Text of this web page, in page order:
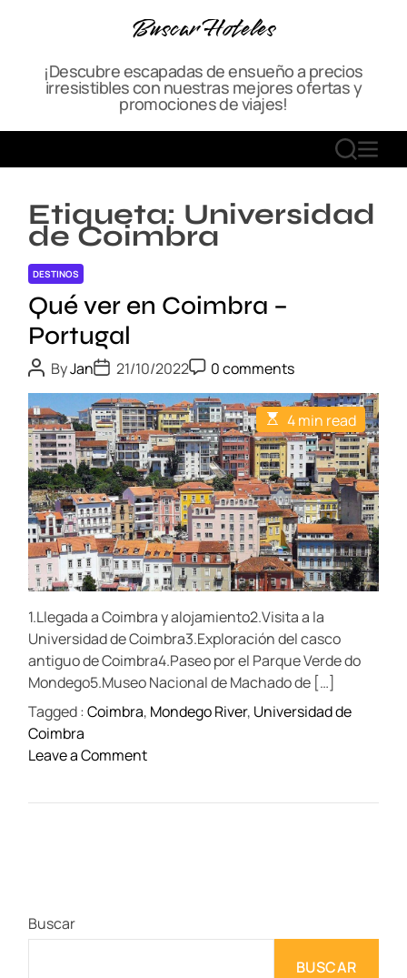
o
Buscar Hoteles
¡Descubre escapadas de ensueño a precios
irresistibles con nuestras mejores ofertas y
promociones de viajes!
S
E
R
M
E
U
Etiqueta: Universidad
de Coimbra
DESTINOS
Qué ver en Coimbra –
Portugal
P
o
s
t
A
u
t
h
o
r
ByJanP
o
s
t
D
a
t
e
21/10/2022P
o
s
t
C
o
m
m
e
n
t
0 comments
E
s
t
i
m
a
t
e
d
r
e
a
d
t
i
m
e
4 min read
1.Llegada a Coimbra y alojamiento2.Visita a la
Universidad de Coimbra3.Exploración del casco
antiguo de Coimbra4.Paseo por el Parque Verde do
Mondego5.Museo Nacional de Machado de […]
Tagged :Coimbra, Mondego River, Universidad de
Coimbra
Leave a Commento
Q
Buscar
BUSCAR